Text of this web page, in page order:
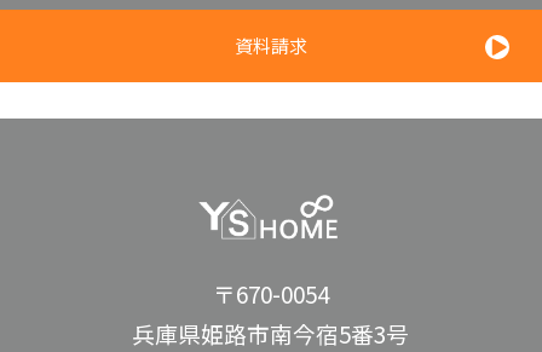
資料請求
〒670-0054
兵庫県姫路市南今宿5番3号